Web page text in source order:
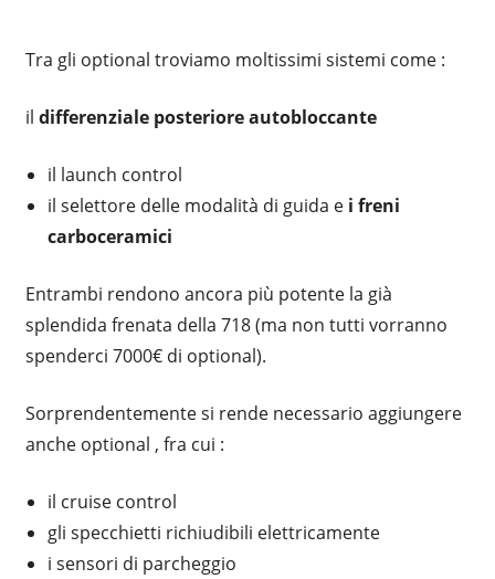
Tra gli optional troviamo moltissimi sistemi come :
il differenziale posteriore autobloccante
il launch control
il selettore delle modalità di guida e i freni
carboceramici
Entrambi rendono ancora più potente la già
splendida frenata della 718 (ma non tutti vorranno
spenderci 7000€ di optional).
Sorprendentemente si rende necessario aggiungere
anche optional , fra cui :
il cruise control
gli specchietti richiudibili elettricamente
i sensori di parcheggio